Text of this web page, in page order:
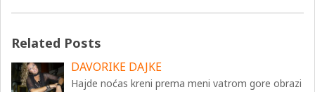
Related Posts
DAVORIKE DAJKE
Hajde noćas kreni prema meni vatrom gore obrazi